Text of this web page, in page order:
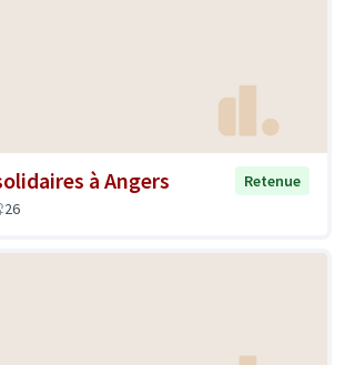
à Angers
Retenue
26